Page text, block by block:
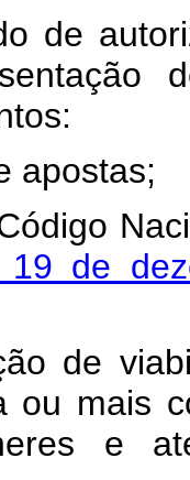
de
apostas;
de
de
ou mais
e